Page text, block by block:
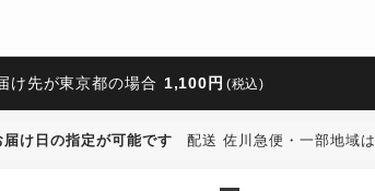
け先が東京都の場合 1,100円 (税込)
届け日の指定が可能です 配送 佐川急便・一部地域